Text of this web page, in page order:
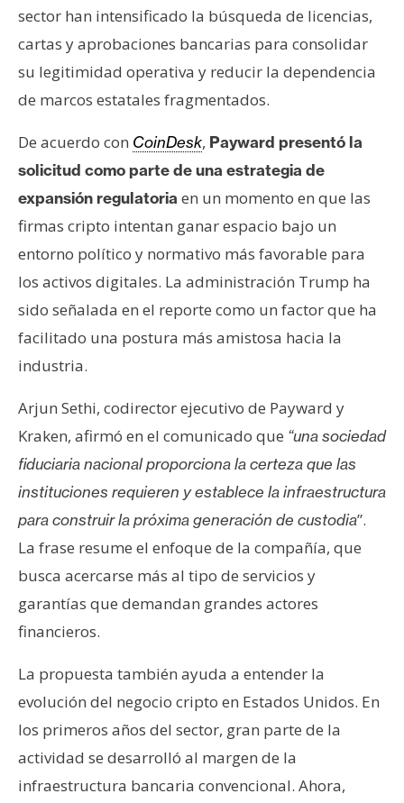
sector han intensificado la búsqueda de licencias,
cartas y aprobaciones bancarias para consolidar
su legitimidad operativa y reducir la dependencia
de marcos estatales fragmentados.
De acuerdo con CoinDesk, Payward presentó la
solicitud como parte de una estrategia de
expansión regulatoria en un momento en que las
firmas cripto intentan ganar espacio bajo un
entorno político y normativo más favorable para
los activos digitales. La administración Trump ha
sido señalada en el reporte como un factor que ha
facilitado una postura más amistosa hacia la
industria.
Arjun Sethi, codirector ejecutivo de Payward y
Kraken, afirmó en el comunicado que “una sociedad
fiduciaria nacional proporciona la certeza que las
instituciones requieren y establece la infraestructura
para construir la próxima generación de custodia”.
La frase resume el enfoque de la compañía, que
busca acercarse más al tipo de servicios y
garantías que demandan grandes actores
financieros.
La propuesta también ayuda a entender la
evolución del negocio cripto en Estados Unidos. En
los primeros años del sector, gran parte de la
actividad se desarrolló al margen de la
infraestructura bancaria convencional. Ahora,